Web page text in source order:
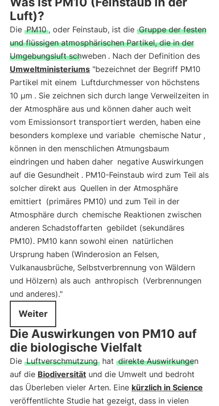
Luft)?
Die PM10 , oder Feinstaub, ist die Gruppe der festen
und flüssigen atmosphärischen Partikel, die in der
Umgebungsluft schweben . Nach der Definition des
Umweltministeriums "bezeichnet der Begriff PM10
Partikel mit einem Luftdurchmesser von höchstens
10 µm . Sie zeichnen sich durch lange Verweilzeiten in
der Atmosphäre aus und können daher auch weit
vom Emissionsort transportiert werden, haben eine
besonders komplexe und variable chemische Natur ,
können in den menschlichen Atmungsbaum
eindringen und haben daher negative Auswirkungen
auf die Gesundheit . PM10-Feinstaub wird zum Teil als
solcher direkt aus Quellen in der Atmosphäre
emittiert (primäres PM10) und zum Teil in der
Atmosphäre durch chemische Reaktionen zwischen
anderen Schadstoffarten gebildet (sekundäres
PM10). PM10 kann sowohl einen natürlichen
Ursprung haben (Winderosion an Felsen,
Vulkanausbrüche, Selbstverbrennung von Wäldern
und Hölzern) als auch anthropisch (Verbrennungen
und anderes)."
Weiter
Die Auswirkungen von PM10 auf
die biologische Vielfalt
Die Luftverschmutzung hat direkte Auswirkungen
auf die Biodiversität und die Umwelt und bedroht
das Überleben vieler Arten. Eine kürzlich in Science
veröffentlichte Studie hat gezeigt, dass in vielen